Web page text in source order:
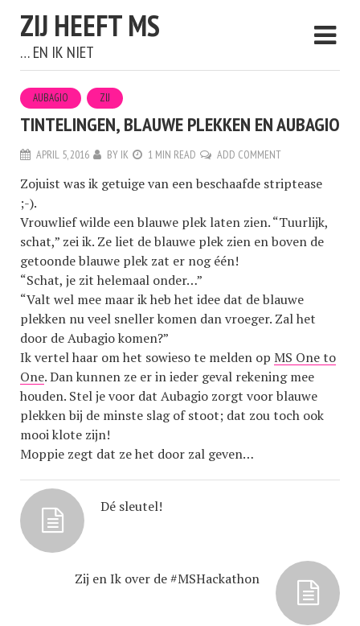
ZIJ HEEFT MS
… EN IK NIET
AUBAGIO ZIJ
TINTELINGEN, BLAUWE PLEKKEN EN AUBAGIO
APRIL 5, 2016 BY IK 1 MIN READ ADD COMMENT
Zojuist was ik getuige van een beschaafde striptease
;-).
Vrouwlief wilde een blauwe plek laten zien. “Tuurlijk,
schat,” zei ik. Ze liet de blauwe plek zien en boven de
getoonde blauwe plek zat er nogéén!
“Schat, je zit helemaal onder…”
“Valt wel mee maar ik heb het idee dat de blauwe
plekken nu veel sneller komen dan vroeger. Zal het
door de Aubagio komen?”
Ik vertel haar om het sowieso te melden op MS One to
One. Dan kunnen ze er in ieder geval rekening mee
houden. Stel je voor dat Aubagio zorgt voor blauwe
plekken bij de minste slag of stoot; dat zou toch ook
mooi klote zijn!
Moppie zegt dat ze het door zal geven…
Dé sleutel!
Zij en Ik over de #MSHackathon